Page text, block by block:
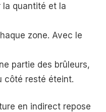
la quantité et la
zone. Avec le
partie des brûleurs,
côté resté éteint.
en indirect repose